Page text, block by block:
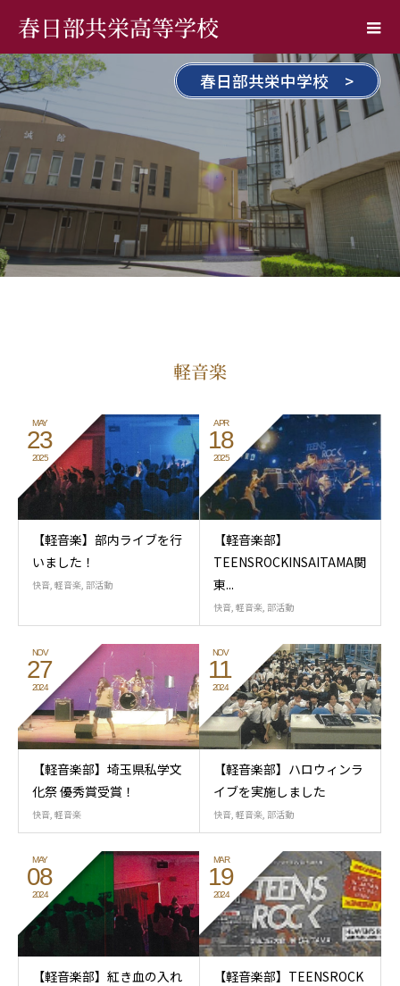
春日部共栄高等学校
春日部共栄中学校 >
軽音楽
MAY
23
2025
【軽音楽】部内ライブを行
いました！
快音 軽音楽 部活動
APR
18
2025
【軽音楽部】
TEENSROCKINSAITAMA関
東...
快音 軽音楽 部活動
NOV
27
2024
【軽音楽部】埼玉県私学文
化祭 優秀賞受賞！
快音 軽音楽
NOV
11
2024
【軽音楽部】ハロウィンラ
イブを実施しました
快音 軽音楽 部活動
MAY
08
2024
【軽音楽部】紅き血の入れ
MAR
19
2024
【軽音楽部】TEENSROCK